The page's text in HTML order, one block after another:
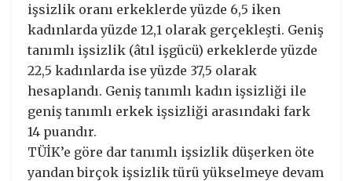
işsizlik oranı erkeklerde yüzde 6,5 iken
kadınlarda yüzde 12,1 olarak gerçekleşti. Geniş
tanımlı işsizlik (âtıl işgücü) erkeklerde yüzde
22,5 kadınlarda ise yüzde 37,5 olarak
hesaplandı. Geniş tanımlı kadın işsizliği ile
geniş tanımlı erkek işsizliği arasındaki fark
14 puandır.
TÜİK’e göre dar tanımlı işsizlik düşerken öte
yandan birçok işsizlik türü yükselmeye devam